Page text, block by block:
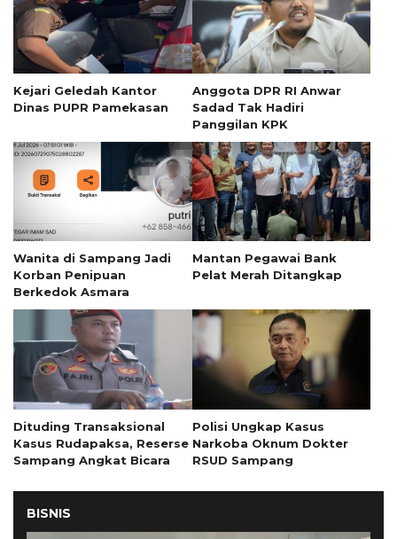
Kejari Geledah Kantor
Dinas PUPR Pamekasan
Anggota DPR RI Anwar
Sadad Tak Hadiri
Panggilan KPK
Wanita di Sampang Jadi
Korban Penipuan
Berkedok Asmara
Mantan Pegawai Bank
Pelat Merah Ditangkap
Dituding Transaksional
Kasus Rudapaksa, Reserse
Sampang Angkat Bicara
Polisi Ungkap Kasus
Narkoba Oknum Dokter
RSUD Sampang
BISNIS